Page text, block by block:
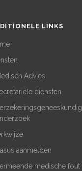
LINKS
Advies
diensten
aanmelden
medische fout